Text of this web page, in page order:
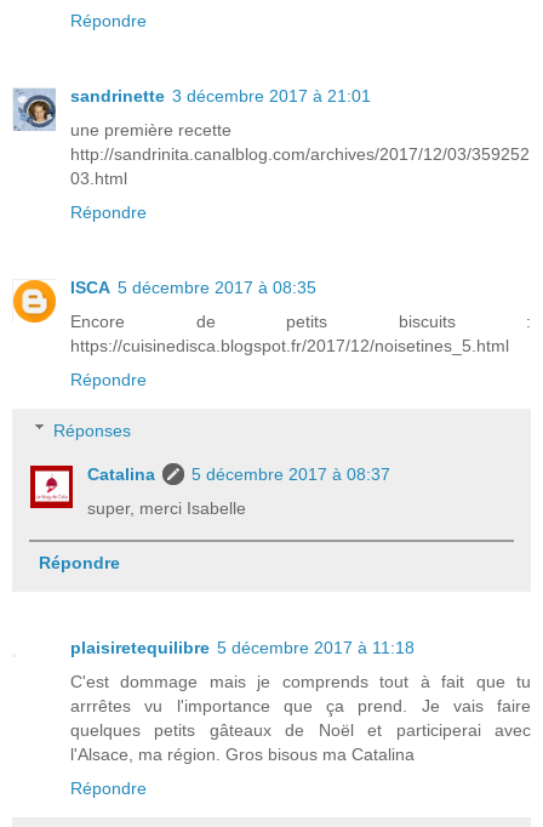
Répondre
sandrinette 3 décembre 2017 à 21:01
une première recette
http://sandrinita.canalblog.com/archives/2017/12/03/359252
03.html
Répondre
ISCA 5 décembre 2017 à 08:35
Encore de petits biscuits :
https://cuisinedisca.blogspot.fr/2017/12/noisetines_5.html
Répondre
Réponses
Catalina
5 décembre 2017 à 08:37
super, merci Isabelle
Répondre
plaisiretequilibre 5 décembre 2017 à 11:18
C'est dommage mais je comprends tout à fait que tu
arrrêtes vu l'importance que ça prend. Je vais faire
quelques petits gâteaux de Noël et participerai avec
l'Alsace, ma région. Gros bisous ma Catalina
Répondre